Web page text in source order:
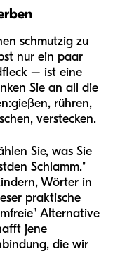
schmutzig zu
nur ein paar
– ist eine
Sie an all die
gießen, rühren,
verstecken.
Sie, was Sie
den Schlamm."
Wörter in
praktische
Alternative
jene
die wir